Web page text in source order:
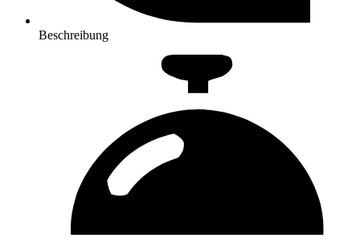
Beschreibung